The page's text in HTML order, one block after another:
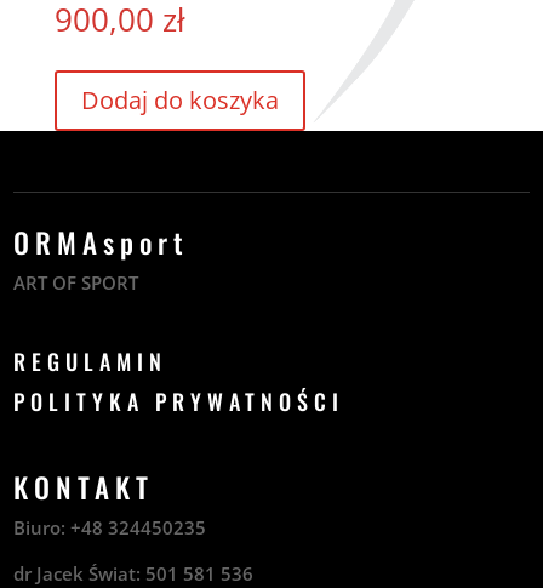
900,00 zł
Dodaj do koszyka
ORMAsport
ART OF SPORT
REGULAMIN
POLITYKA PRYWATNOŚCI
KONTAKT
Biuro: +48324450235
dr Jacek Świat: 501 581 536